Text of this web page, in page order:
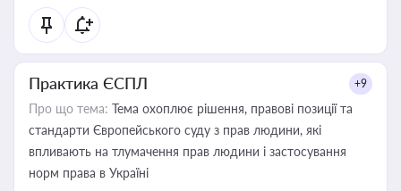
Практика ЄСПЛ +9
Про що тема: Тема охоплює рішення, правові позиції та
стандарти Європейського суду з прав людини, які
впливають на тлумачення прав людини і застосування
норм права в Україні